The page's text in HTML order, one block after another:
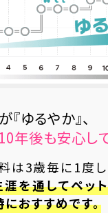
ゆるやか』、
年後も安心し
は3歳毎に1度
を通してペッ
おすすめです。